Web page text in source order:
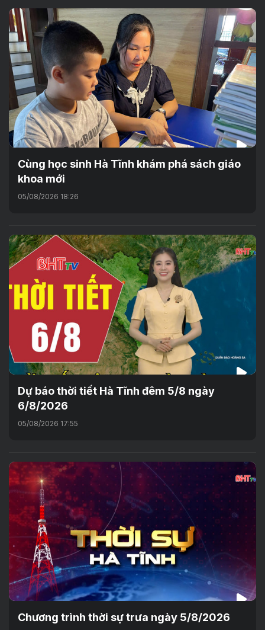
Cùng học sinh Hà Tĩnh khám phá sách giáo
khoa mới
05/08/2026 18:26
Dự báo thời tiết Hà Tĩnh đêm 5/8 ngày
6/8/2026
05/08/2026 17:55
Chương trình thời sự trưa ngày 5/8/2026